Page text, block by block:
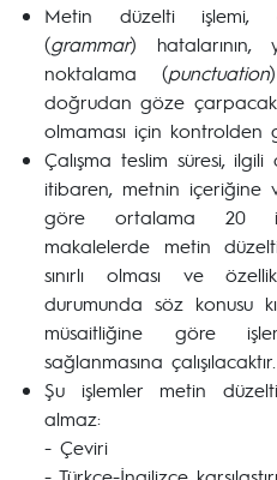
Metin düzelti işlemi,
(grammar) hatalarının,
noktalama (punctuation
doğrudan göze çarpacak
olmaması için kontrolden
Çalışma teslim süresi,
itibaren, metnin içeriğine
göre ortalama 20
makalelerde metin
sınırlı olması ve
durumunda söz konusu
müsaitliğine göre
sağlanmasına çalışılacaktır.
Şu işlemler metin
almaz:
- Çeviri